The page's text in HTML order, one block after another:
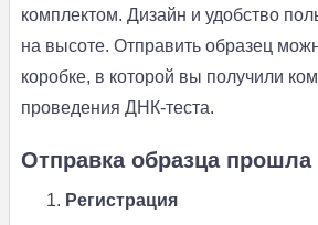
комплектом. Дизайн и удобство
на высоте. Отправить образец
коробке, в которой вы получили
проведения ДНК-теста.
Отправка образца
Регистрация